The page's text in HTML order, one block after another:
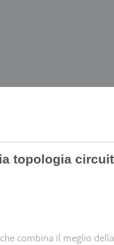
topologia
combina il meglio